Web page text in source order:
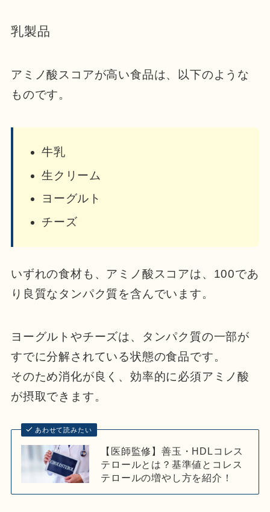
乳製品
アミノ酸スコアが高い食品は、以下のような
ものです。
牛乳
生クリーム
ヨーグルト
チーズ
いずれの食材も、アミノ酸スコアは、100であ
り良質なタンパク質を含んでいます。
ヨーグルトやチーズは、タンパク質の一部が
すでに分解されている状態の食品です。
そのため消化が良く、効率的に必須アミノ酸
が摂取できます。
あわせて読みたい
【医師監修】善玉・HDLコレス
テロールとは？基準値とコレス
テロールの増やし方を紹介！